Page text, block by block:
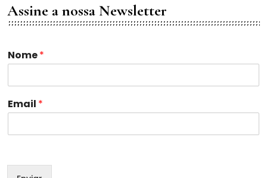
Assine a nossa Newsletter
Nome*
N
o
e
a
Email *